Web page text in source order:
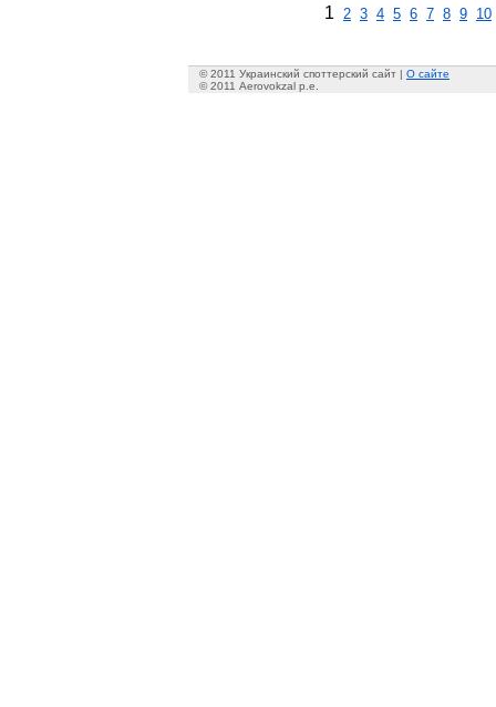
1 2 3 4 5 6 7 8 9 10
© 2011 Украинский споттерский сайт | О сайте
© 2011 Aerovokzal p.e.